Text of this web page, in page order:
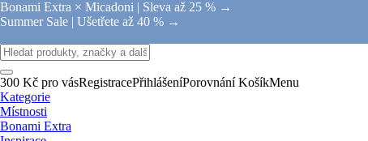
Bonami Extra × Micadoni | Sleva až 25 % →
Summer Sale | Ušetřete až 40 % →
300 Kč pro vásRegistracePřihlášeníPorovnání KošíkMenu
Kategorie
Místnosti
Bonami Extra